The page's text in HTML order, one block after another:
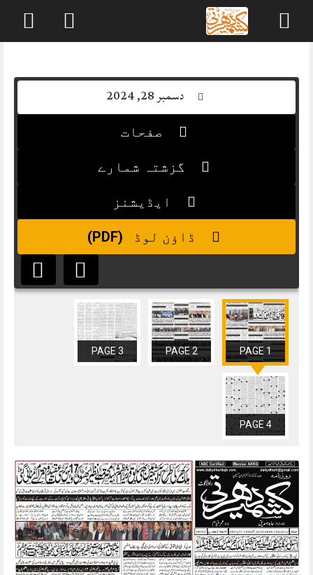
Skip
دسمبر 28, 2024
صفحات
گزشتہ شمارے
ایڈیشنز
ڈاؤن لوڈ (PDF)
PAGE 1
PAGE 2
PAGE 3
PAGE 4